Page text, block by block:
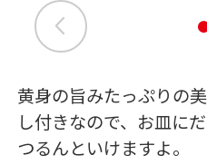
黄身の旨みたっぷりの
し付きなので、お皿に
つるんといけますよ。